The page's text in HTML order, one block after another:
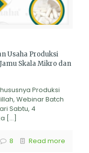
Usaha Produksi
Skala Mikro dan
Produksi
Webinar Batch
Sabtu, 4
[…]
8 Read more